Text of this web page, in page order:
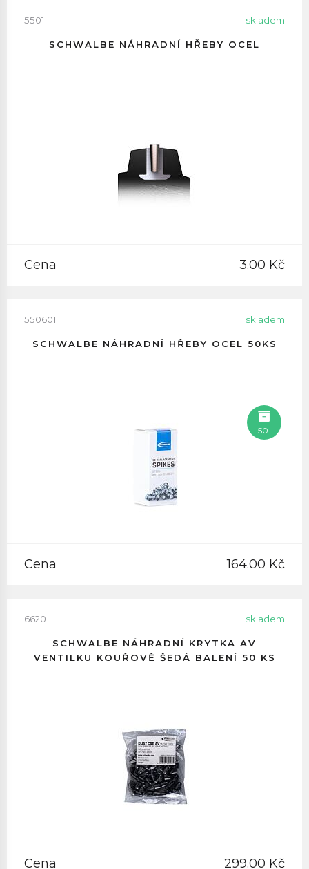
5501 skladem
SCHWALBE NÁHRADNÍ HŘEBY OCEL
Cena 3.00 Kč
550601 skladem
SCHWALBE NÁHRADNÍ HŘEBY OCEL 50KS
50
Cena 164.00 Kč
6620 skladem
SCHWALBE NÁHRADNÍ KRYTKA AV
VENTILKU KOUŘOVĚ ŠEDÁ BALENÍ 50 KS
Cena 299.00 Kč